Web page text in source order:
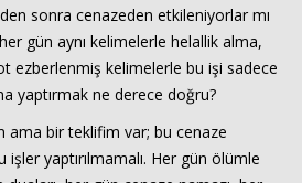
sonra cenazeden etkileniyorlar mı
gün aynı kelimelerle helallik alma,
ezberlenmiş kelimelerle bu işi sadece
yaptırmak ne derece doğru?
ama bir teklifim var; bu cenaze
yaptırılmamalı. Her gün ölümle